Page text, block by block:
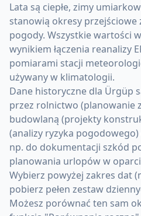
Lata są ciepłe, zimy
stanowią okresy przejściowe
pogody. Wszystkie wartości
wynikiem łączenia reanalizy
pomiarami stacji
używany w klimatologii.
Dane historyczne dla Ürgüp
przez rolnictwo (planowanie
budowlaną (projekty
(analizy ryzyka
np. do dokumentacji szkód
planowania urlopów w
Wybierz powyżej zakres dat
pobierz pełen zestaw
Możesz porównać ten sam